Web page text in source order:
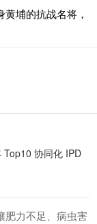
埔的抗战名将，
协同化 IPD
肥力不足、病虫害